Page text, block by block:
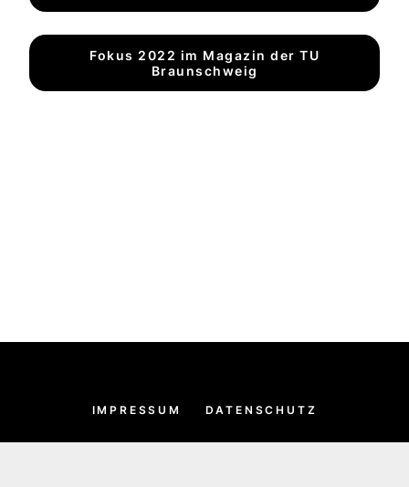
Fokus 2022 im Magazin der TU
Braunschweig
IMPRESSUM DATENSCHUTZ